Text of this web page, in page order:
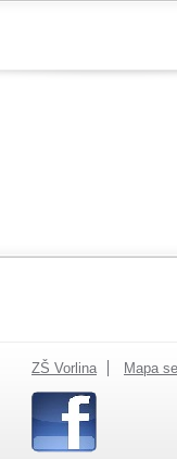
ZŠ Vorlina Mapa